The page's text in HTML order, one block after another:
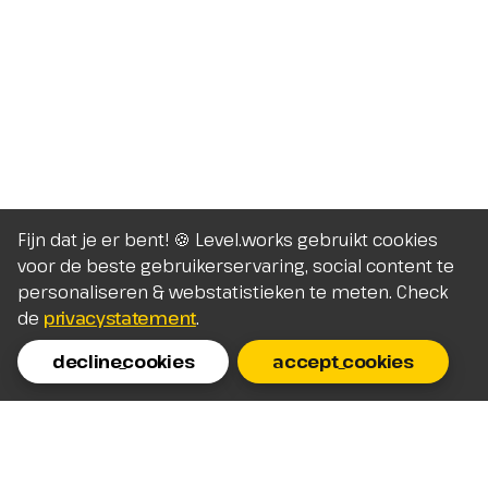
Fijn dat je er bent! 🍪 Level.works gebruikt cookies
voor de beste gebruikerservaring, social content te
personaliseren & webstatistieken te meten. Check
de privacystatement.
decline_cookies
accept_cookies